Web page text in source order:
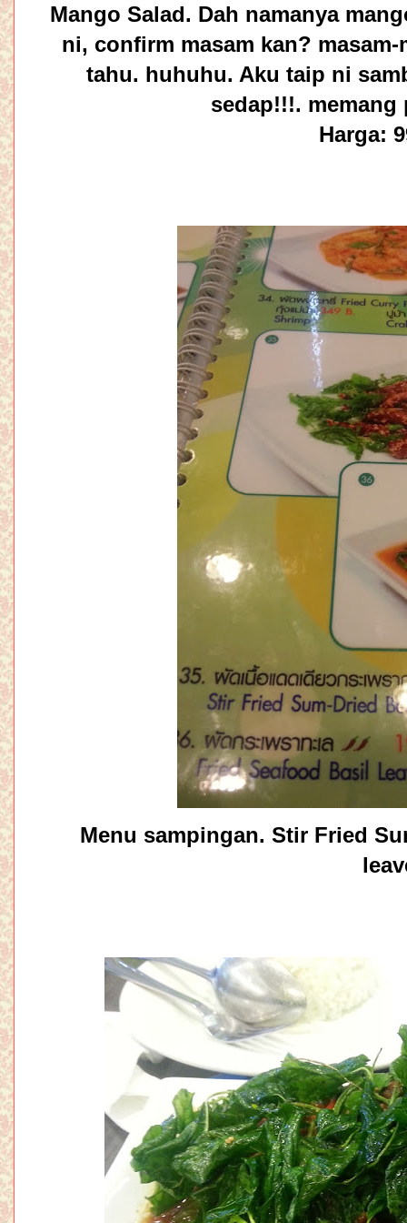
Mango Salad. Dah namanya
ni, confirm masam kan?
tahu. huhuhu. Aku taip ni
sedap!!!.
Harga:
Menu sampingan. Stir Fried